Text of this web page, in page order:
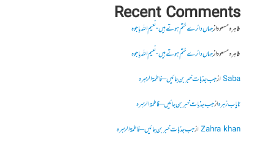
Recent Comments
طاہرہ مسعودازجہاں دائرے ختم ہوتے ہیں- نعیم اللہ باجوہ
طاہرہ مسعودازجہاں دائرے ختم ہوتے ہیں- نعیم اللہ باجوہ
Sabaازجب جذبات خبر بن جائیں – فاطمۃالزہرہ
نایاب زہرہازجب جذبات خبر بن جائیں – فاطمۃالزہرہ
Zahra khanازجب جذبات خبر بن جائیں – فاطمۃالزہرہ